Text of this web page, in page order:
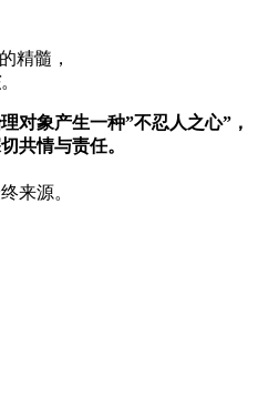
精髓，
。
对象产生一种”不忍人之心”，
共情与责任。
来源。